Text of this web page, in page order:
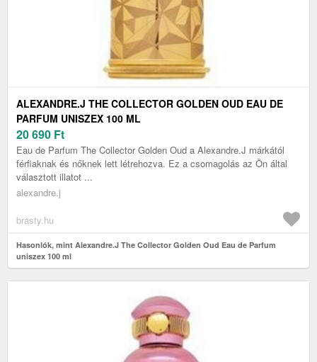
ALEXANDRE.J THE COLLECTOR GOLDEN OUD EAU DE
PARFUM UNISZEX 100 ML
20 690 Ft
Eau de Parfum The Collector Golden Oud a Alexandre.J márkától
férfiaknak és nőknek lett létrehozva. Ez a csomagolás az Ön által
választott illatot ...
alexandre.j
brasty.hu
Hasonlók, mint Alexandre.J The Collector Golden Oud Eau de Parfum
uniszex 100 ml